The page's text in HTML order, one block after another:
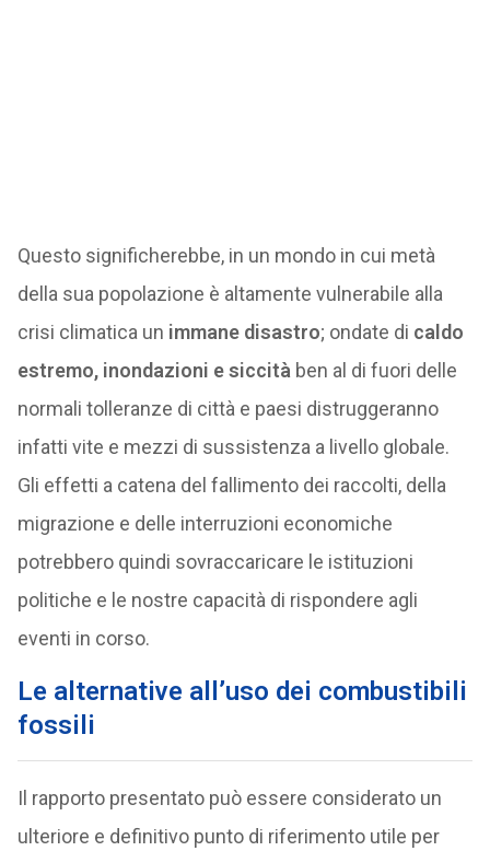
Questo significherebbe, in un mondo in cui metà
della sua popolazione è altamente vulnerabile alla
crisi climatica un immane disastro; ondate di caldo
estremo, inondazioni e siccità ben al di fuori delle
normali tolleranze di città e paesi distruggeranno
infatti vite e mezzi di sussistenza a livello globale.
Gli effetti a catena del fallimento dei raccolti, della
migrazione e delle interruzioni economiche
potrebbero quindi sovraccaricare le istituzioni
politiche e le nostre capacità di rispondere agli
eventi in corso.
Le alternative all’uso dei combustibili
fossili
Il rapporto presentato può essere considerato un
ulteriore e definitivo punto di riferimento utile per